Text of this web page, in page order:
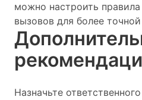
можно настроить
вызовов для более
Назначьте